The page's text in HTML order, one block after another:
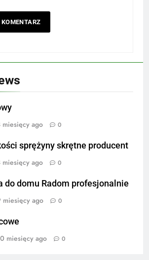
miesięcy ago 0
sprężyny skrętne producent
miesięcy ago 0
do domu Radom profesjonalnie
miesięcy ago 0
miesięcy ago 0